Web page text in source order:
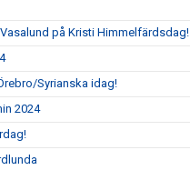
på Kristi Himmelfärdsdag!
Syrianska idag!
2024